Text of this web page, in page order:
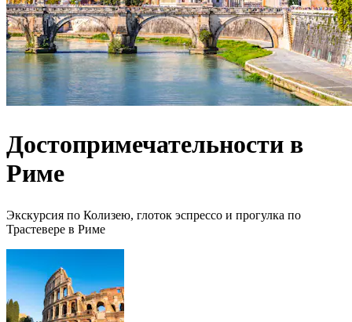
Достопримечательности в
Риме
Экскурсия по Колизею, глоток эспрессо и прогулка по
Трастевере в Риме